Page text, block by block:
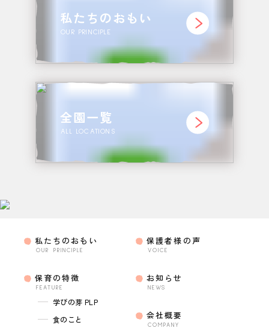
私たちのおもい
OUR PRINCIPLE
全園一覧
ALL LOCATIONS
私たちのおもい
OUR PRINCIPLE
保育の特徴
FEATURE
学びの芽 PLP
食のこと
保護者様の声
VOICE
お知らせ
NEWS
会社概要
COMPANY